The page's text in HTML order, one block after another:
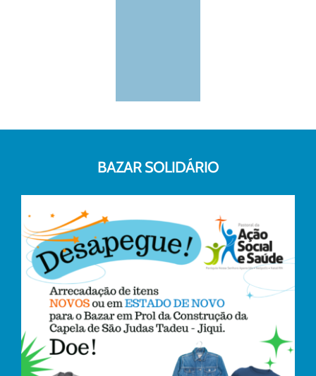
BAZAR SOLIDÁRIO